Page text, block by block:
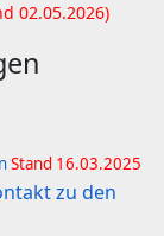
02.05.2026)
Stand 16.03.2025
zu den